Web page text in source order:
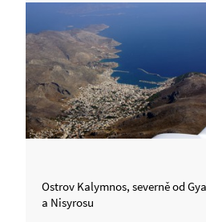
Ostrov Kalymnos, severně od
a Nisyrosu